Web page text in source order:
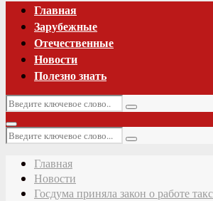
Главная
Зарубежные
Отечественные
Новости
Полезно знать
Искать:
Поиск
Основное
меню
Искать:
Поиск
Главная
Новости
Госдума приняла закон о работе